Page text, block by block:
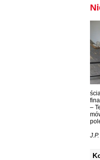
–
J.P.